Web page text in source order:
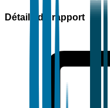
Détails du rapport